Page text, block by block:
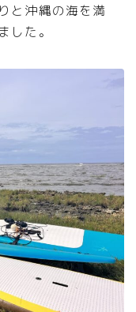
と沖縄の海を満
した。